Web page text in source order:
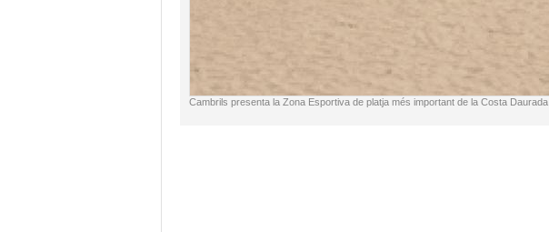
Cambrils presenta la Zona Esportiva de platja més important de la Costa Daurada